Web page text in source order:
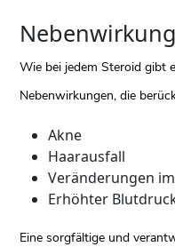
Wie bei jedem Steroid gibt
Nebenwirkungen, die
Akne
Haarausfall
Veränderungen
Erhöhter
Eine sorgfältige und